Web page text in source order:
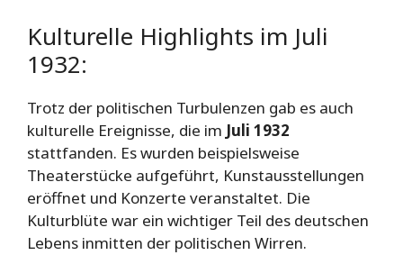
Kulturelle Highlights im Juli
1932:
Trotz der politischen Turbulenzen gab es auch
kulturelle Ereignisse, die im Juli 1932
stattfanden. Es wurden beispielsweise
Theaterstücke aufgeführt, Kunstausstellungen
eröffnet und Konzerte veranstaltet. Die
Kulturblüte war ein wichtiger Teil des deutschen
Lebens inmitten der politischen Wirren.